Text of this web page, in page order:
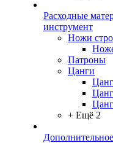
Расходные
инструмент
Ножи
Патроны
Цанги
+ Ещё 2